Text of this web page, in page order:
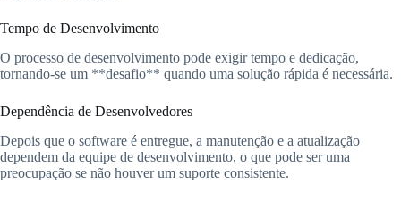
Tempo de Desenvolvimento
O processo de desenvolvimento pode exigir tempo e dedicação,
tornando-se um **desafio** quando uma solução rápida é necessária.
Dependência de Desenvolvedores
Depois que o software é entregue, a manutenção e a atualização
dependem da equipe de desenvolvimento, o que pode ser uma
preocupação se não houver um suporte consistente.